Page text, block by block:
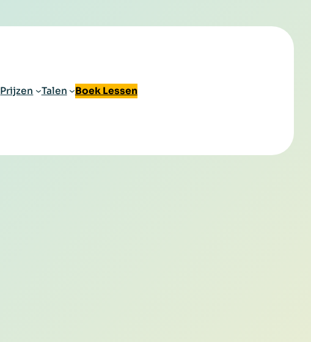
Prijzen Talen Boek Lessen